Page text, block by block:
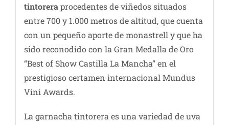
tintoreraprocedentes de viñedos situados
entre 700 y 1.000 metros de altitud, que cuenta
con un pequeño aporte de monastrell y que ha
sido reconodido con la Gran Medalla de Oro
“Best of Show Castilla La Mancha” en el
prestigioso certamen internacional Mundus
Vini Awards.
La garnacha tintorera es una variedad de uva